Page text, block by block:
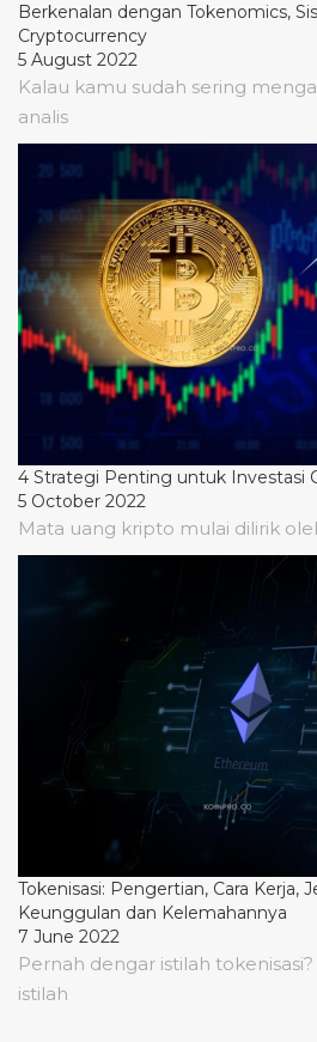
Berkenalan dengan Tokenomics,
Cryptocurrency
5 August 2022
Kalau kamu sudah sering
analis
4 Strategi Penting untuk Investasi
5 October 2022
Mata uang kripto mulai dilirik
Tokenisasi: Pengertian, Cara Kerja,
Keunggulan dan Kelemahannya
7 June 2022
Pernah dengar istilah tokenisasi?
istilah